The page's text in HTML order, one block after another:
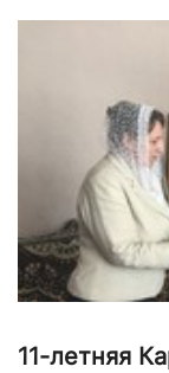
11-летняя